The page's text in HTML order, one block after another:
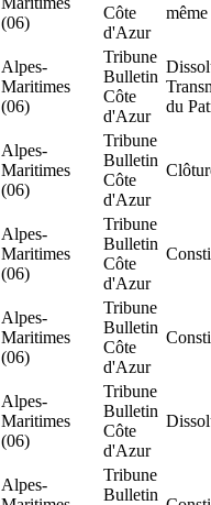
(06)
Côte
d'Azur
Alpes-
Maritimes
(06)
Tribune
Bulletin
Côte
d'Azur
du
Alpes-
Maritimes
(06)
Tribune
Bulletin
Côte
d'Azur
Alpes-
Maritimes
(06)
Tribune
Bulletin
Côte
d'Azur
Alpes-
Maritimes
(06)
Tribune
Bulletin
Côte
d'Azur
Alpes-
Maritimes
(06)
Tribune
Bulletin
Côte
d'Azur
Alpes-
Tribune
Bulletin